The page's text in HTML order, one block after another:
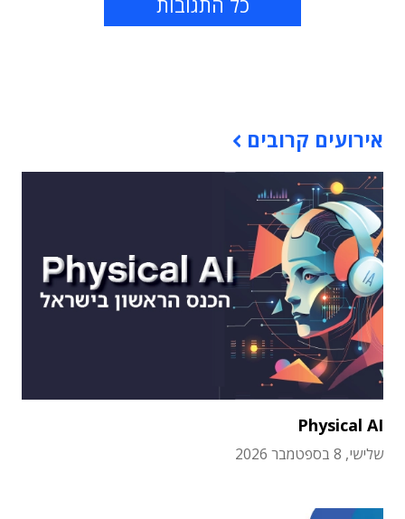
אירועים קרובים
Physical AI
שלישי, 8 בספטמבר 2026